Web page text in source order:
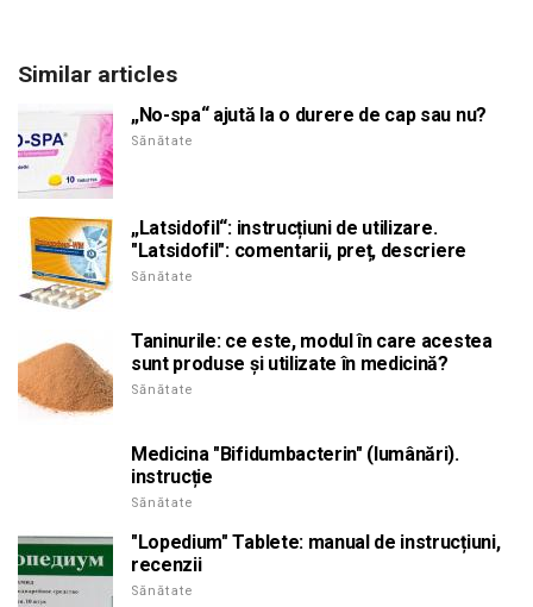
Similar articles
„No-spa“ ajută la o durere de cap sau nu?
Sănătate
„Latsidofil“: instrucțiuni de utilizare.
"Latsidofil": comentarii, preț, descriere
Sănătate
Taninurile: ce este, modul în care acestea
sunt produse și utilizate în medicină?
Sănătate
Medicina "Bifidumbacterin" (lumânări).
instrucție
Sănătate
"Lopedium" Tablete: manual de instrucțiuni,
recenzii
Sănătate